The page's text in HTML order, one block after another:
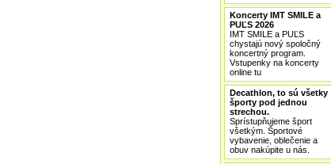
Koncerty IMT SMILE a
PUĽS 2026
IMT SMILE a PUĽS
chystajú nový spoločný
koncertný program.
Vstupenky na koncerty
online tu
Decathlon, to sú všetky
športy pod jednou
strechou.
Sprístupňujeme šport
všetkým. Športové
vybavenie, oblečenie a
obuv nakúpite u nás.